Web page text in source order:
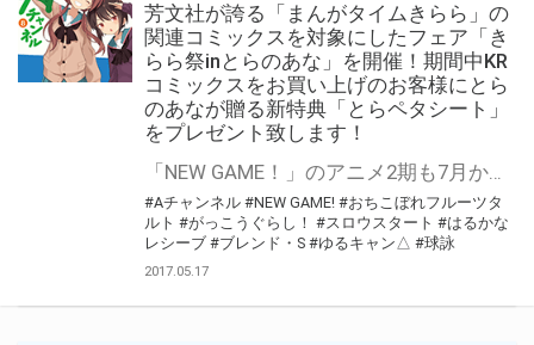
芳文社が誇る「まんがタイムきらら」の
関連コミックスを対象にしたフェア「き
らら祭inとらのあな」を開催！期間中KR
コミックスをお買い上げのお客様にとら
のあなが贈る新特典「とらペタシート」
をプレゼント致します！
「NEW GAME！」のアニメ2期も7月から放送開始するなど、 芳文社の大人気レーベル“きらら”系作品は2017年も絶好調☆ そんな大人気作品を取り揃えた“きらら”レーベルを対象としたフェア「きらら祭」が 2012年以来開催決定！ 今回の特典はとらのあなが贈る新たな特典「とらペタシート」を9種ご用意！ この機会に気になっていた「KRコミックス」是非お買い求めください！
#Aチャンネル #NEW GAME! #おちこぼれフルーツタ
ルト #がっこうぐらし！ #スロウスタート #はるかな
レシーブ #ブレンド・S #ゆるキャン△ #球詠
2017.05.17